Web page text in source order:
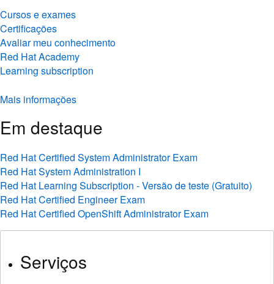
Cursos e exames
Certificações
Avaliar meu conhecimento
Red Hat Academy
Learning subscription
Mais informações
Em destaque
Red Hat Certified System Administrator Exam
Red Hat System Administration I
Red Hat Learning Subscription - Versão de teste (Gratuito)
Red Hat Certified Engineer Exam
Red Hat Certified OpenShift Administrator Exam
Serviços